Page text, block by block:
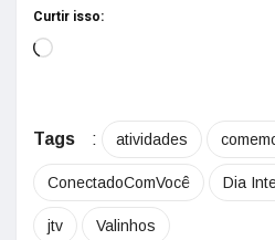
Curtir isso:
Tags : atividades
ConectadoComVocê Dia
jtv Valinhos